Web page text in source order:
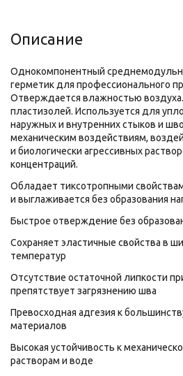
Описание
Однокомпонентный
герметик для профессионального
Отверждается влажностью
пластизолей. Используется для
наружных и внутренних стыков и
механическим воздействиям,
и биологически агрессивных
концентраций.
Обладает тиксотропными
и выглаживается без образования
Быстрое отверждение без
Сохраняет эластичные свойства в
температур
Отсутствие остаточной липкости
препятствует загрязнению шва
Превосходная адгезия к
материалов
Высокая устойчивость к
растворам и воде